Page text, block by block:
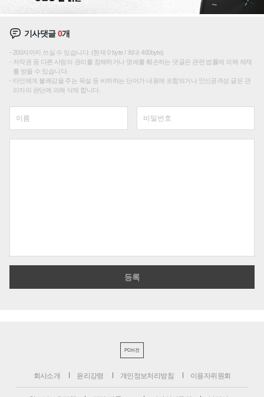
기사댓글0개
200자까지 쓰실 수 있습니다. (현재 0 byte / 최대 400byte)
저작권 등 다른 사람의 권리를 침해하거나 명예를 훼손하는 댓글은 관련 법률에 의해 제재
를 받을 수 있습니다.
타인에게 불쾌감을 주는 욕설 등 비하하는 단어가 내용에 포함되거나 인신공격성 글은 관
리자의 판단에 의해 삭제 합니다.
PC버전
회사소개 윤리강령 개인정보처리방침 이용자위원회